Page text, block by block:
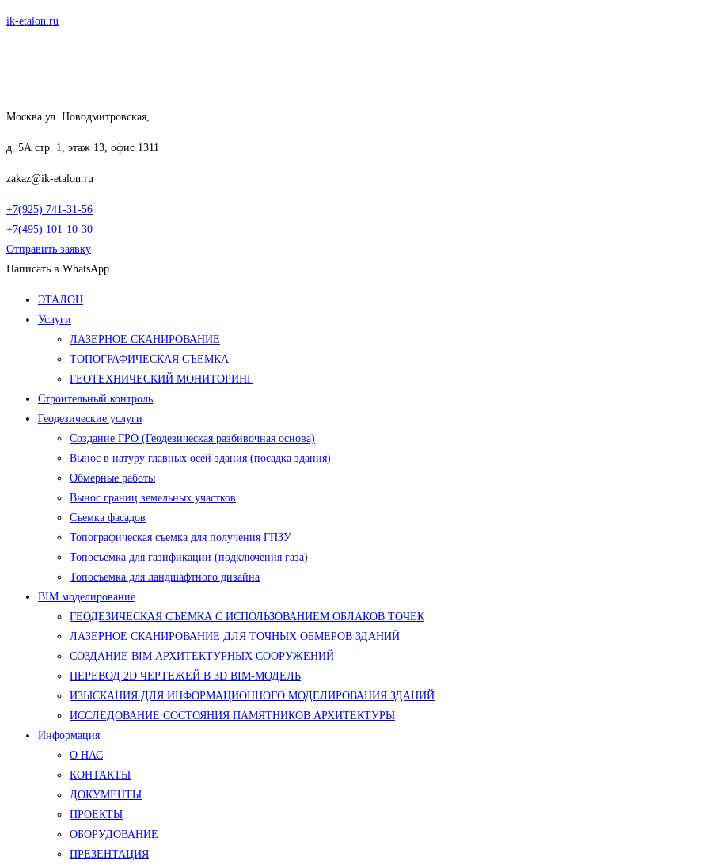
Перейти
ik-etalon.ru
Москва ул. Новодмитровская,
д. 5А стр. 1, этаж 13, офис 1311
zakaz@ik-etalon.ru
+7(925) 741-31-56
+7(495) 101-10-30
Отправить заявку
Написать в WhatsApp
Меню
ЭТАЛОН
Услуги
ЛАЗЕРНОЕ СКАНИРОВАНИЕ
ТОПОГРАФИЧЕСКАЯ СЪЕМКА
ГЕОТЕХНИЧЕСКИЙ МОНИТОРИНГ
Строительный контроль
Геодезические услуги
Создание ГРО (Геодезическая разбивочная основа)
Вынос в натуру главных осей здания (посадка здания)
Обмерные работы
Вынос границ земельных участков
Съемка фасадов
Топографическая съемка для получения ГПЗУ
Топосъемка для газификации (подключения газа)
Топосъемка для ландшафтного дизайна
BIM моделирование
ГЕОДЕЗИЧЕСКАЯ СЪЕМКА С ИСПОЛЬЗОВАНИЕМ ОБЛАКОВ ТОЧЕК
ЛАЗЕРНОЕ СКАНИРОВАНИЕ ДЛЯ ТОЧНЫХ ОБМЕРОВ ЗДАНИЙ
СОЗДАНИЕ BIM АРХИТЕКТУРНЫХ СООРУЖЕНИЙ
ПЕРЕВОД 2D ЧЕРТЕЖЕЙ В 3D BIM-МОДЕЛЬ
ИЗЫСКАНИЯ ДЛЯ ИНФОРМАЦИОННОГО МОДЕЛИРОВАНИЯ ЗДАНИЙ
ИССЛЕДОВАНИЕ СОСТОЯНИЯ ПАМЯТНИКОВ АРХИТЕКТУРЫ
Информация
О НАС
КОНТАКТЫ
ДОКУМЕНТЫ
ПРОЕКТЫ
ОБОРУДОВАНИЕ
ПРЕЗЕНТАЦИЯ